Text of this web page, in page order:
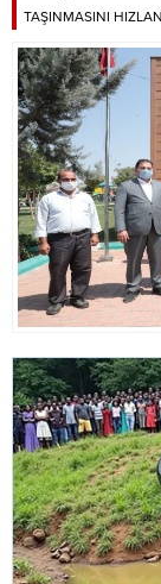
TAŞINMASINI